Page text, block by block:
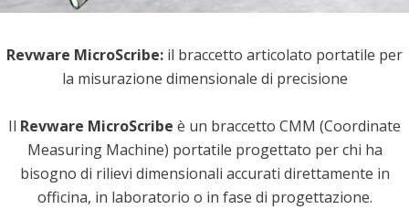
Revware MicroScribe: il braccetto articolato portatile per
la misurazione dimensionale di precisione
Il Revware MicroScribe è un braccetto CMM (Coordinate
Measuring Machine) portatile progettato per chi ha
bisogno di rilievi dimensionali accurati direttamente in
officina, in laboratorio o in fase di progettazione.